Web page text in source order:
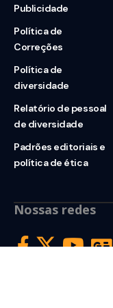
Publicidade
Política de
Correções
Política de
diversidade
Relatório de pessoal
de diversidade
Padrões editoriais e
política de ética
Nossas redes